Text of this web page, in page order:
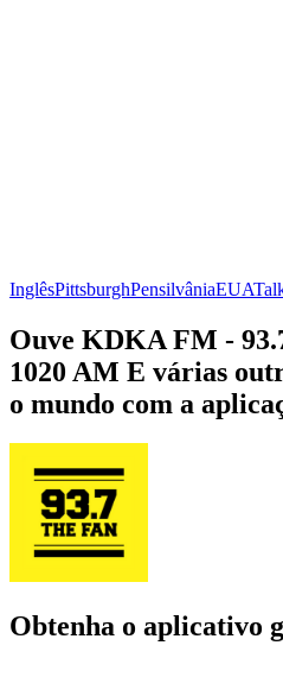
InglêsPittsburghPensilvâniaEUA
Ouve KDKA FM -
1020 AM E várias
o mundo com a
Obtenha o aplicativo